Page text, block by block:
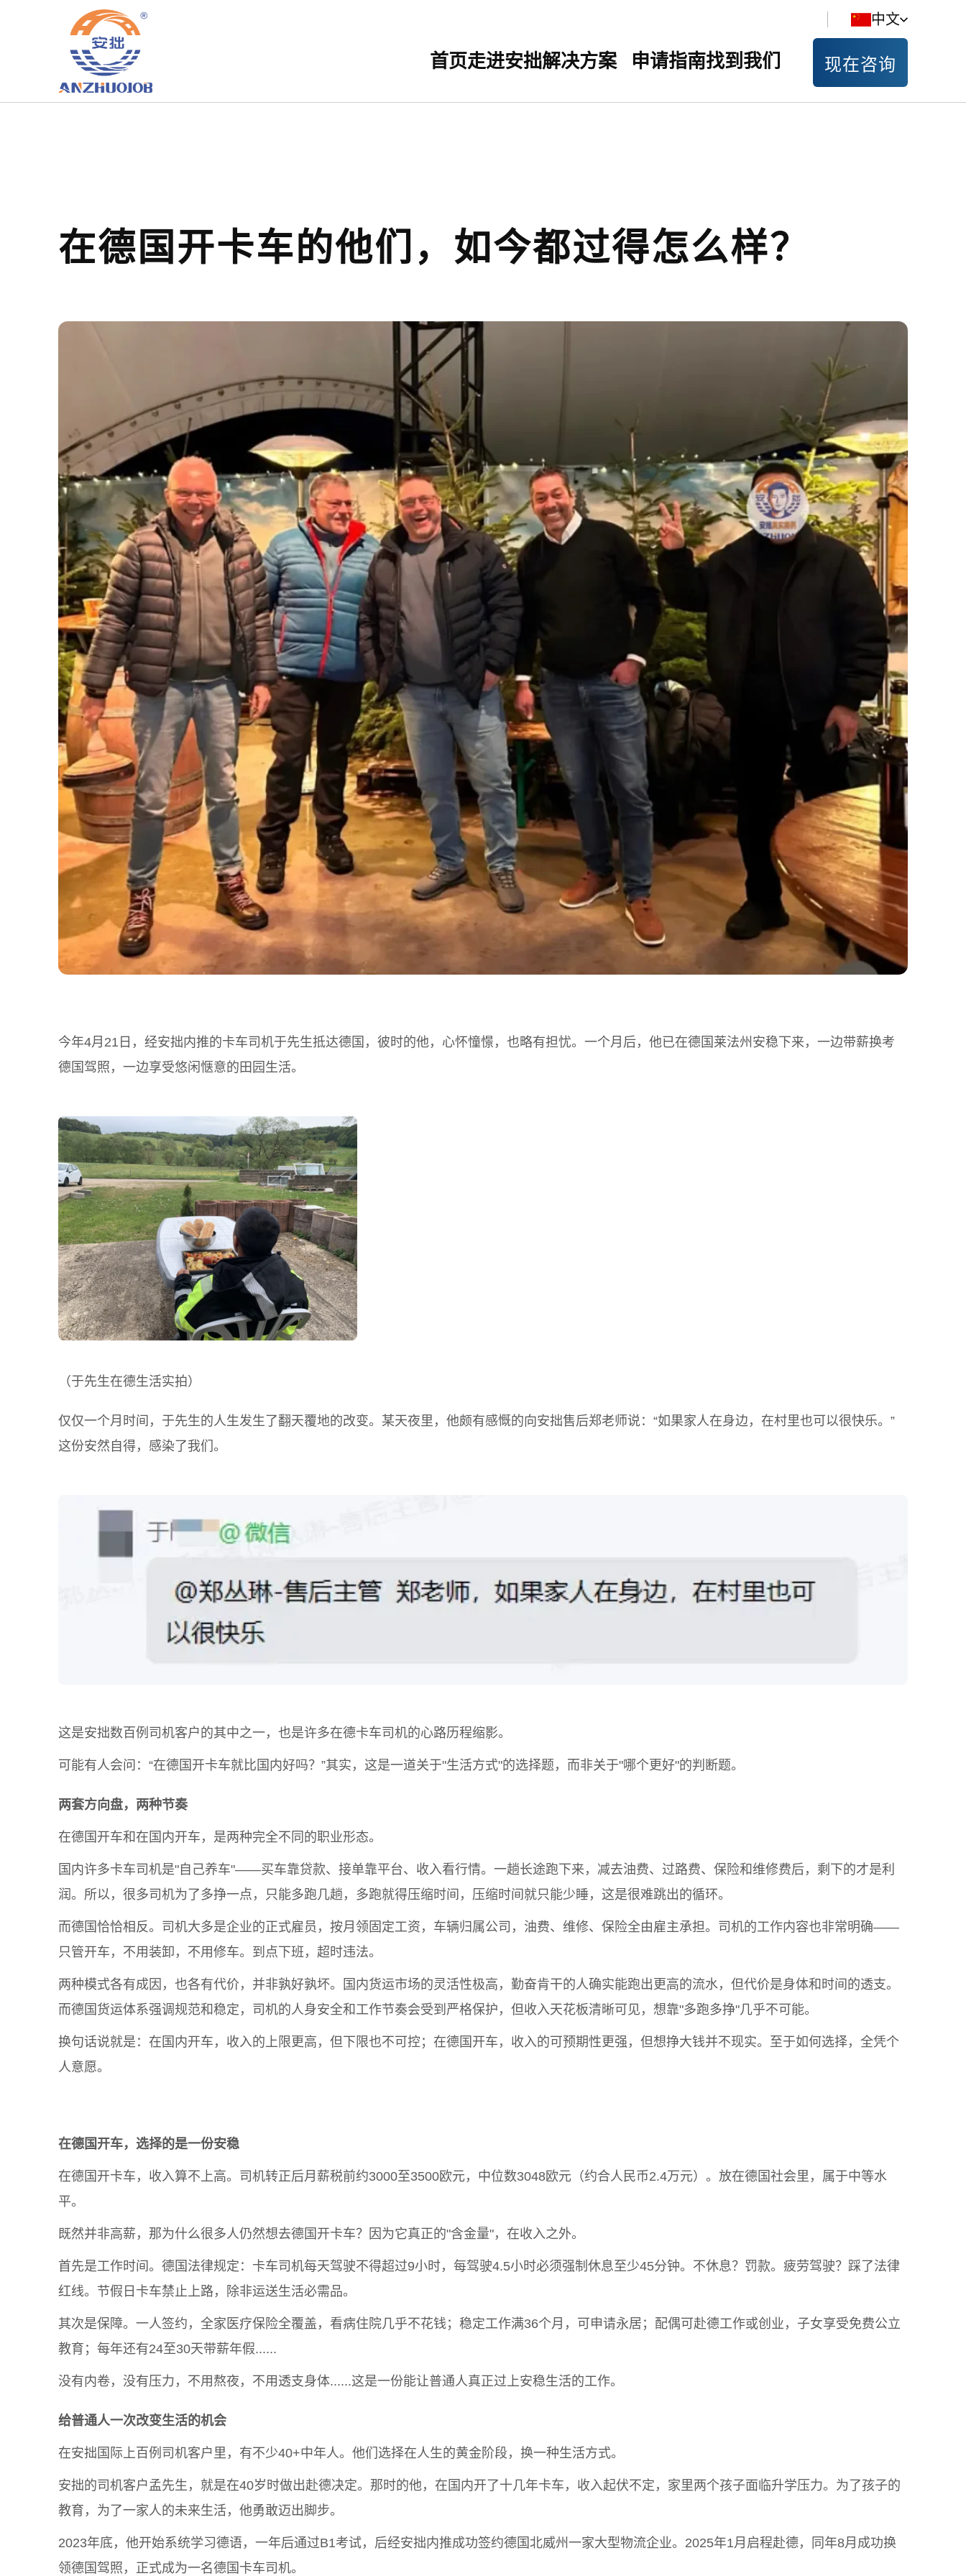
中文
首页走进安拙解决方案 申请指南找到我们 现在咨询
在德国开卡车的他们，如今都过得怎么样？
今年4月21日，经安拙内推的卡车司机于先生抵达德国，彼时的他，心怀憧憬，也略有担忧。一个月后，他已在德国莱法州安稳下来，一边带薪换考
德国驾照，一边享受悠闲惬意的田园生活。
（于先生在德生活实拍）
仅仅一个月时间，于先生的人生发生了翻天覆地的改变。某天夜里，他颇有感慨的向安拙售后郑老师说：“如果家人在身边，在村里也可以很快乐。”
这份安然自得，感染了我们。
这是安拙数百例司机客户的其中之一，也是许多在德卡车司机的心路历程缩影。
可能有人会问：“在德国开卡车就比国内好吗？”其实，这是一道关于"生活方式"的选择题，而非关于"哪个更好"的判断题。
两套方向盘，两种节奏
在德国开车和在国内开车，是两种完全不同的职业形态。
国内许多卡车司机是"自己养车"——买车靠贷款、接单靠平台、收入看行情。一趟长途跑下来，减去油费、过路费、保险和维修费后，剩下的才是利
润。所以，很多司机为了多挣一点，只能多跑几趟，多跑就得压缩时间，压缩时间就只能少睡，这是很难跳出的循环。
而德国恰恰相反。司机大多是企业的正式雇员，按月领固定工资，车辆归属公司，油费、维修、保险全由雇主承担。司机的工作内容也非常明确——
只管开车，不用装卸，不用修车。到点下班，超时违法。
两种模式各有成因，也各有代价，并非孰好孰坏。国内货运市场的灵活性极高，勤奋肯干的人确实能跑出更高的流水，但代价是身体和时间的透支。
而德国货运体系强调规范和稳定，司机的人身安全和工作节奏会受到严格保护，但收入天花板清晰可见，想靠"多跑多挣"几乎不可能。
换句话说就是：在国内开车，收入的上限更高，但下限也不可控；在德国开车，收入的可预期性更强，但想挣大钱并不现实。至于如何选择，全凭个
人意愿。
在德国开车，选择的是一份安稳
在德国开卡车，收入算不上高。司机转正后月薪税前约3000至3500欧元，中位数3048欧元（约合人民币2.4万元）。放在德国社会里，属于中等水
平。
既然并非高薪，那为什么很多人仍然想去德国开卡车？因为它真正的"含金量"，在收入之外。
首先是工作时间。德国法律规定：卡车司机每天驾驶不得超过9小时，每驾驶4.5小时必须强制休息至少45分钟。不休息？罚款。疲劳驾驶？踩了法律
红线。节假日卡车禁止上路，除非运送生活必需品。
其次是保障。一人签约，全家医疗保险全覆盖，看病住院几乎不花钱；稳定工作满36个月，可申请永居；配偶可赴德工作或创业，子女享受免费公立
教育；每年还有24至30天带薪年假......
没有内卷，没有压力，不用熬夜，不用透支身体......这是一份能让普通人真正过上安稳生活的工作。
给普通人一次改变生活的机会
在安拙国际上百例司机客户里，有不少40+中年人。他们选择在人生的黄金阶段，换一种生活方式。
安拙的司机客户孟先生，就是在40岁时做出赴德决定。那时的他，在国内开了十几年卡车，收入起伏不定，家里两个孩子面临升学压力。为了孩子的
教育，为了一家人的未来生活，他勇敢迈出脚步。
2023年底，他开始系统学习德语，一年后通过B1考试，后经安拙内推成功签约德国北威州一家大型物流企业。2025年1月启程赴德，同年8月成功换
领德国驾照，正式成为一名德国卡车司机。